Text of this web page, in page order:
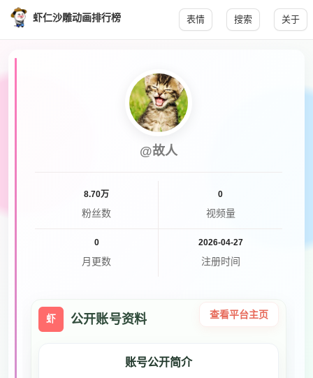
虾仁沙雕动画排行榜 表情 搜索 关于
@故人
8.70万
粉丝数
0
视频量
0
月更数
2026-04-27
注册时间
虾 公开账号资料 查看平台主页
账号公开简介